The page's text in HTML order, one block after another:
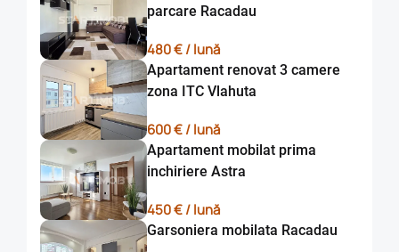
parcare Racadau
480 € / lună
Apartament renovat 3 camere
zona ITC Vlahuta
600 € / lună
Apartament mobilat prima
inchiriere Astra
450 € / lună
Garsoniera mobilata Racadau